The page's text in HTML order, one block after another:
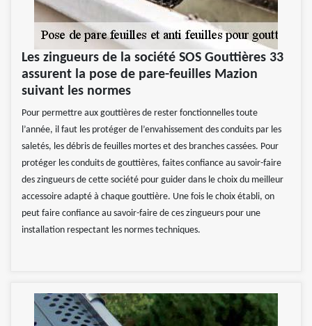
Les zingueurs de la société SOS Gouttières 33
assurent la pose de pare-feuilles Mazion
suivant les normes
Pour permettre aux gouttières de rester fonctionnelles toute
l’année, il faut les protéger de l’envahissement des conduits par les
saletés, les débris de feuilles mortes et des branches cassées. Pour
protéger les conduits de gouttières, faites confiance au savoir-faire
des zingueurs de cette société pour guider dans le choix du meilleur
accessoire adapté à chaque gouttière. Une fois le choix établi, on
peut faire confiance au savoir-faire de ces zingueurs pour une
installation respectant les normes techniques.